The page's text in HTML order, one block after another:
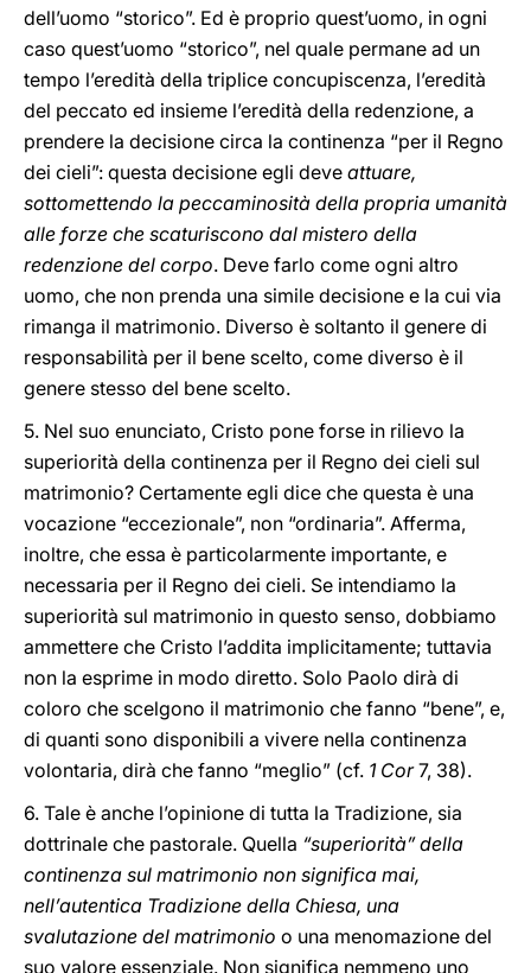
dell’uomo “storico”. Ed è proprio quest’uomo, in ogni
caso quest’uomo “storico”, nel quale permane ad un
tempo l’eredità della triplice concupiscenza, l’eredità
del peccato ed insieme l’eredità della redenzione, a
prendere la decisione circa la continenza “per il Regno
dei cieli”: questa decisione egli deve attuare,
sottomettendo la peccaminosità della propria umanità
alle forze che scaturiscono dal mistero della
redenzione del corpo. Deve farlo come ogni altro
uomo, che non prenda una simile decisione e la cui via
rimanga il matrimonio. Diverso è soltanto il genere di
responsabilità per il bene scelto, come diverso è il
genere stesso del bene scelto.
5. Nel suo enunciato, Cristo pone forse in rilievo la
superiorità della continenza per il Regno dei cieli sul
matrimonio? Certamente egli dice che questa è una
vocazione “eccezionale”, non “ordinaria”. Afferma,
inoltre, che essa è particolarmente importante, e
necessaria per il Regno dei cieli. Se intendiamo la
superiorità sul matrimonio in questo senso, dobbiamo
ammettere che Cristo l’addita implicitamente; tuttavia
non la esprime in modo diretto. Solo Paolo dirà di
coloro che scelgono il matrimonio che fanno “bene”, e,
di quanti sono disponibili a vivere nella continenza
volontaria, dirà che fanno “meglio” (cf. 1 Cor7, 38).
6. Tale è anche l’opinione di tutta la Tradizione, sia
dottrinale che pastorale. Quella “superiorità” della
continenza sul matrimonio non significa mai,
nell’autentica Tradizione della Chiesa, una
svalutazione del matrimonio o una menomazione del
suo valore essenziale. Non significa nemmeno uno